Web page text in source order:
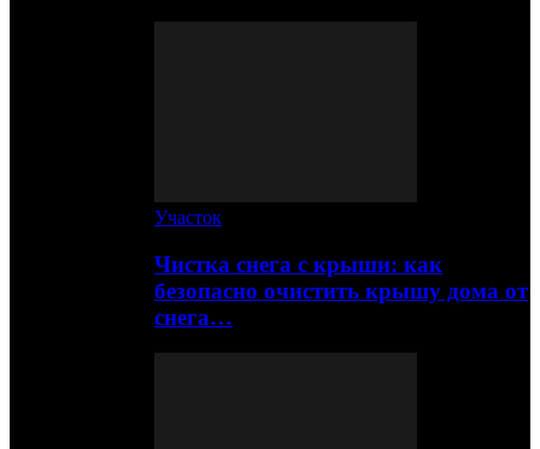
Участок
Чистка снега с крыши: как
безопасно очистить крышу дома от
снега…